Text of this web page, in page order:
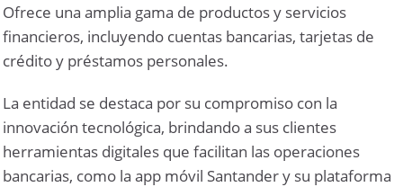
Ofrece una amplia gama de productos y servicios
financieros, incluyendo cuentas bancarias, tarjetas de
crédito y préstamos personales.
La entidad se destaca por su compromiso con la
innovación tecnológica, brindando a sus clientes
herramientas digitales que facilitan las operaciones
bancarias, como la app móvil Santander y su plataforma